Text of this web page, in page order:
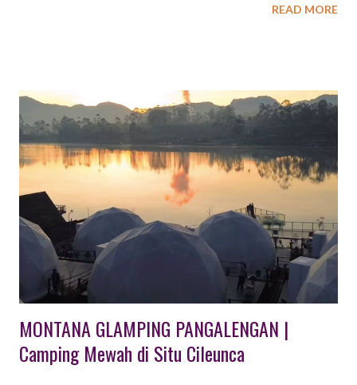
Outbound di Bandung, kini makin banyak ragam jenisnya yang
organisasi ini tersebari di beberapa tempat wisata outbound
seperti Pangalengan, Ciwidey serta kota Lembang Bandung.
Wisata Outbound di Lembang Bandung Sebagai salah satu
tempat wisata di Bandung, kota Lembang memberikan banyak
pilihan tempat yang dapat dikunjungi untuk berkegiatan
outbound. Mulai dari jenis outbound rekreasi, outbound
training, outbound adventure, outbound challange, outbound
edukasi sampai dengan outbound urban tersedia di kota
Lembang Ba...
READ MORE
MONTANA GLAMPING PANGALENGAN |
Camping Mewah di Situ Cileunca